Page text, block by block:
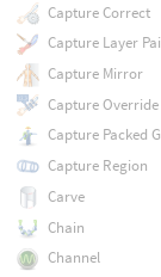
Capture Correct
Capture Layer
Capture Mirror
Capture Override
Capture Packed
Capture Region
Carve
Chain
Channel